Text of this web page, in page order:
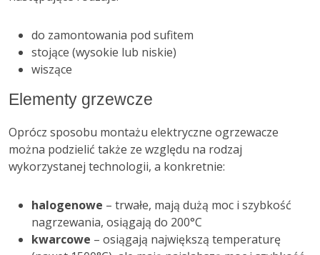
do zamontowania pod sufitem
stojące (wysokie lub niskie)
wiszące
Elementy grzewcze
Oprócz sposobu montażu elektryczne ogrzewacze
można podzielić także ze względu na rodzaj
wykorzystanej technologii, a konkretnie:
halogenowe – trwałe, mają dużą moc i szybkość
nagrzewania, osiągają do 200°C
kwarcowe – osiągają największą temperaturę